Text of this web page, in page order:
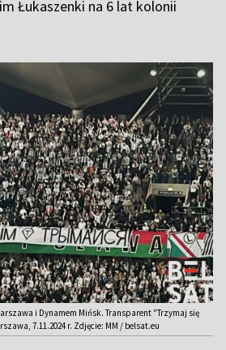
Łukaszenki na 6 lat kolonii
i Dynamem Mińsk. Transparent "Trzymaj się
7.11.2024 r. Zdjęcie: MM / belsat.eu